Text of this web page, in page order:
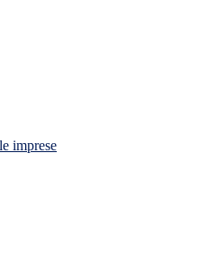
imprese